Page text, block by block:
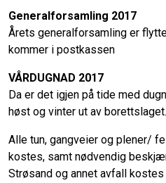
Generalforsamling 2017
Årets generalforsamling er
kommer i postkassen
VÅRDUGNAD 2017
Da er det igjen på tide med
høst og vinter ut av borettslaget.
Alle tun, gangveier og plener/
kostes, samt nødvendig
Strøsand og annet avfall